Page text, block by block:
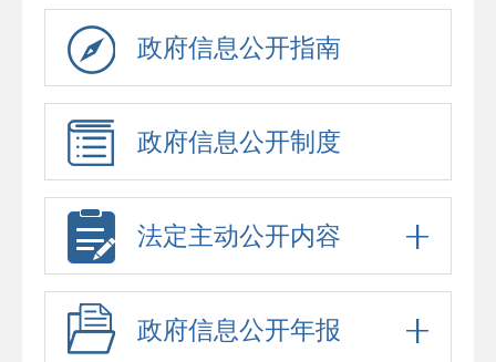
政府信息公开指南
政府信息公开制度
法定主动公开内容
政府信息公开年报